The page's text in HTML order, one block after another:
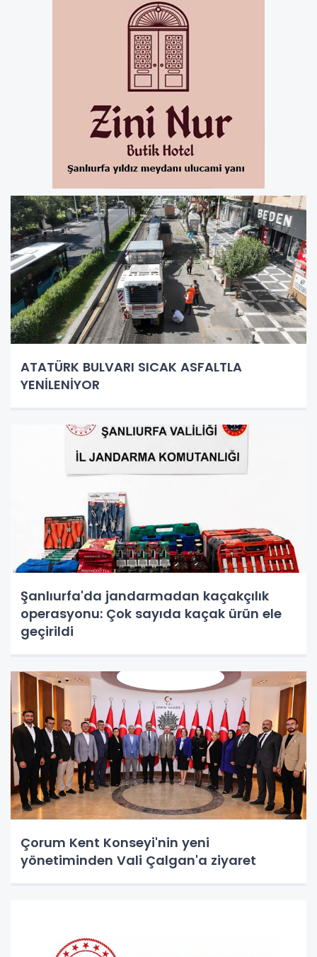
ATATÜRK BULVARI SICAK ASFALTLA
YENİLENİYOR
Şanlıurfa'da jandarmadan kaçakçılık
operasyonu: Çok sayıda kaçak ürün ele
geçirildi
Çorum Kent Konseyi'nin yeni
yönetiminden Vali Çalgan'a ziyaret